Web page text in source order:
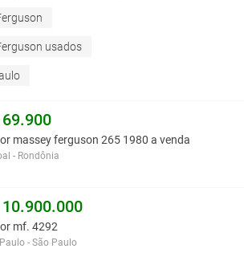
usados
69.900
massey ferguson 265 1980 a venda
- Rondônia
10.900.000
mf. 4292
- São Paulo